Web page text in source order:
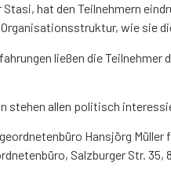
hat den Teilnehmern
wie sie
ließen die Teilnehmer
stehen allen politisch
Hansjörg
Salzburger Str.